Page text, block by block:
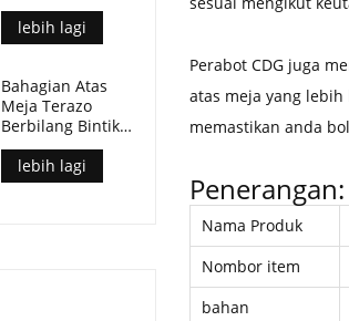
Perabot CDG juga
atas meja yang
memastikan anda
Penerangan:
Nama Produk
Nombor item
bahan
Moden Untuk
Ruang Makan
Luar
lebih lagi
Bahagian Atas
Meja Terazo
Berbilang Bintik
Hiasan Untuk
Meja Kopi Patio
lebih lagi